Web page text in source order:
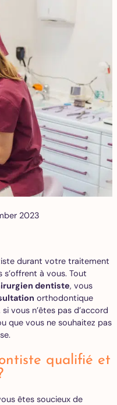
2023
durant votre traitement
à vous. Tout
dentiste, vous
orthodontique
si vous n’êtes pas d’accord
que vous ne souhaitez pas
qualifié et
êtes soucieux de